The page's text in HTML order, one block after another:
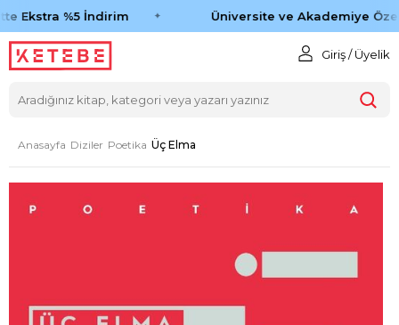
Ekstra %5 İndirim Üniversite ve Akademiye
Giriş / Üyelik
Anasayfa Diziler Poetika Üç Elma